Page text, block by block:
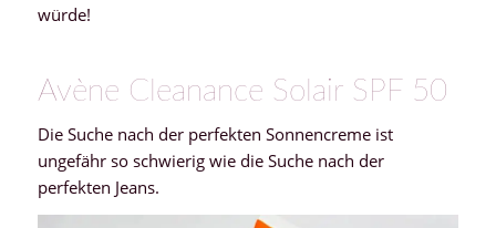
würde!
Avène Cleanance Solair SPF 50
Die Suche nach der perfekten Sonnencreme ist
ungefähr so schwierig wie die Suche nach der
perfekten Jeans.